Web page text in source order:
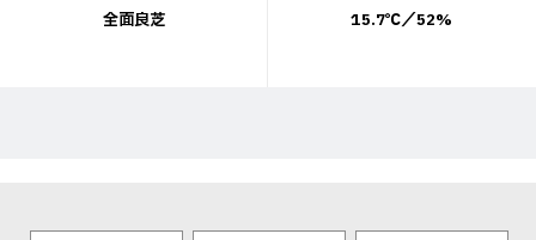
全面良芝 15.7℃／52%